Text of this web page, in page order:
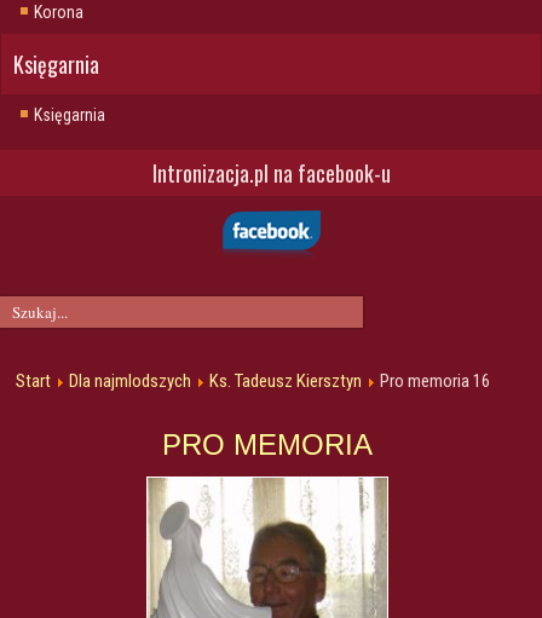
Korona
Księgarnia
Księgarnia
Intronizacja.pl na facebook-u
Start Dla najmlodszych Ks. Tadeusz Kiersztyn Pro memoria 16
PRO MEMORIA